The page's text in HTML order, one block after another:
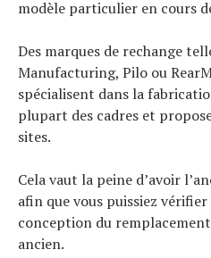
modèle particulier en cours
Des marques de rechange
Manufacturing, Pilo ou
spécialisent dans la
plupart des cadres et
sites.
Cela vaut la peine d’avoir
afin que vous puissiez
conception du
ancien.